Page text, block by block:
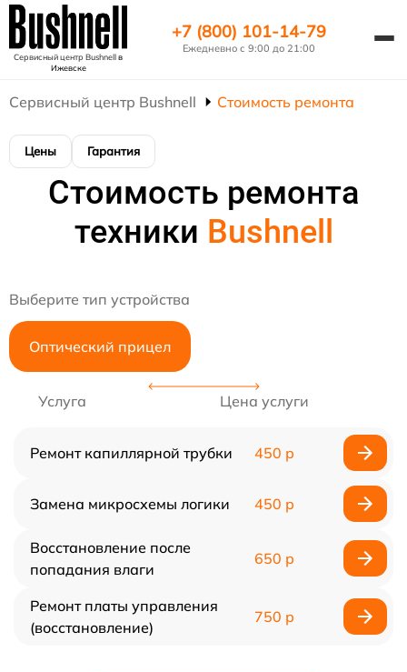
Сервисный центр Bushnellв
Ижевске
+7 (800) 101-14-79
Ежедневно с 9:00 до 21:00
Сервисный центр Bushnell Стоимость ремонта
Цены Гарантия
Стоимость ремонта
техники Bushnell
Выберите тип устройства
Оптический прицел
Услуга Цена услуги
Ремонт капиллярной трубки 450 р
Замена микросхемы логики 450 р
Восстановление после
попадания влаги
650 р
Ремонт платы управления
(восстановление)
750 р